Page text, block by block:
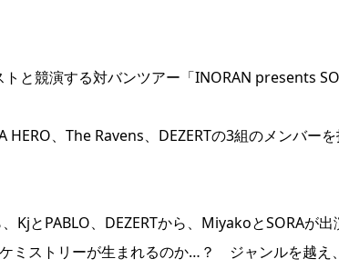
と競演する対バンツアー「INORAN presents
、The Ravens、DEZERTの3組のメンバー
とPABLO、DEZERTから、MiyakoとSORAが出
ミストリーが生まれるのか…？ ジャンルを越え